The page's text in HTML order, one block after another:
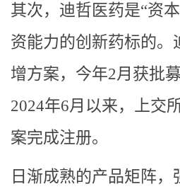
其次，迪哲医药是“资
资能力的创新药标的。
增方案，今年2月获批
2024年6月以来，上交
案完成注册。
日渐成熟的产品矩阵